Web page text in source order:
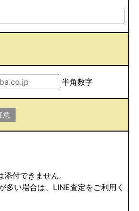
半角数字
意
付できません。
多い場合は、LINE査定をご利用く